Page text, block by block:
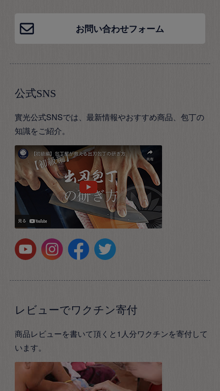
お問い合わせフォーム
公式SNS
實光公式SNSでは、最新情報やおすすめ商品、包丁の
知識をご紹介。
レビューでワクチン寄付
商品レビューを書いて頂くと1人分ワクチンを寄付して
います。